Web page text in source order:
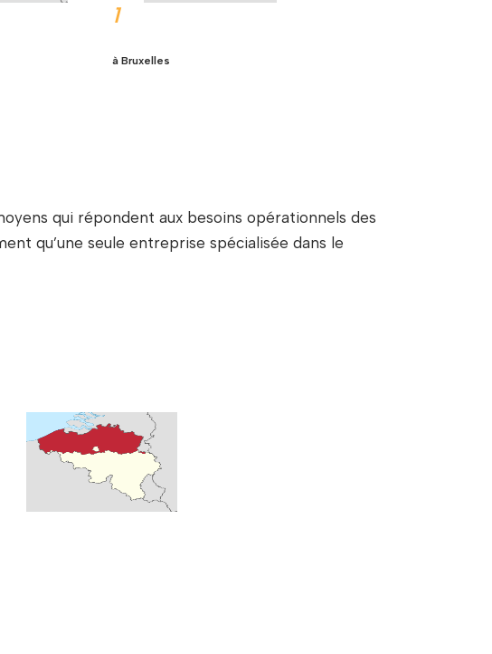
1
à Bruxelles
qui répondent aux besoins opérationnels des
qu’une seule entreprise spécialisée dans le